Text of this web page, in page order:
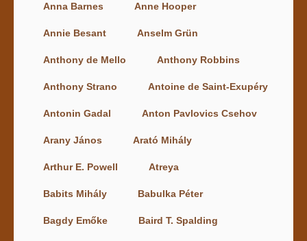
Anna Barnes Anne Hooper
Annie Besant Anselm Grün
Anthony de Mello Anthony Robbins
Anthony Strano Antoine de Saint-Exupéry
Antonin Gadal Anton Pavlovics Csehov
Arany János Arató Mihály
Arthur E. Powell Atreya
Babits Mihály Babulka Péter
Bagdy Emőke Baird T. Spalding